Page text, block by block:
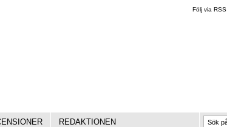
Följ via RSS
REDAKTIONEN